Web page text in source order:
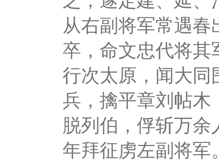
从右副将军常遇
卒，命文忠代将其
行次太原，闻大同
兵，擒平章刘帖木
脱列伯，俘斩万
年拜征虏左副将军